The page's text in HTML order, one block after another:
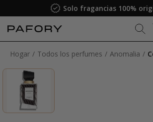
Solo fragancias 100%
Hogar Todos los perfumes Anomalia